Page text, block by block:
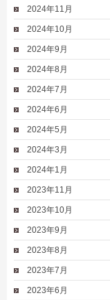
2024年11月
2024年10月
2024年9月
2024年8月
2024年7月
2024年6月
2024年5月
2024年3月
2024年1月
2023年11月
2023年10月
2023年9月
2023年8月
2023年7月
2023年6月